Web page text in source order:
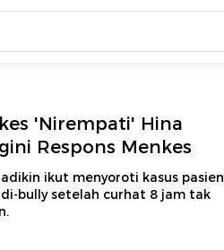
'Nirempati' Hina
Respons Menkes
ikut menyoroti kasus pasien
di-bully setelah curhat 8 jam tak